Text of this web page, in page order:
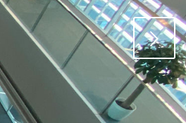
下一页